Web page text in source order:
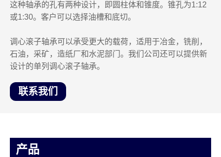
这种轴承的孔有两种设计，即圆柱体和锥度。锥孔为1:12
或1:30。客户可以选择油槽和底切。
调心滚子轴承可以承受更大的载荷，适用于冶金，铣削，
石油，采矿，造纸厂和水泥部门。我们公司还可以提供新
设计的单列调心滚子轴承。
联系我们
产品